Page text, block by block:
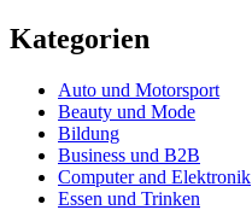
Kategorien
Auto und Motorsport
Beauty und Mode
Bildung
Business und B2B
Computer and Elektronik
Essen und Trinken